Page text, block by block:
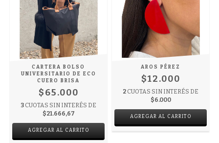
CARTERA BOLSO
UNIVERSITARIO DE ECO
CUERO BRISA
$65.000
3 CUOTAS SIN INTERÉS DE
$21.666,67
AGREGAR AL CARRITO
AROS PÉREZ
$12.000
2 CUOTAS SIN INTERÉS DE
$6.000
AGREGAR AL CARRITO